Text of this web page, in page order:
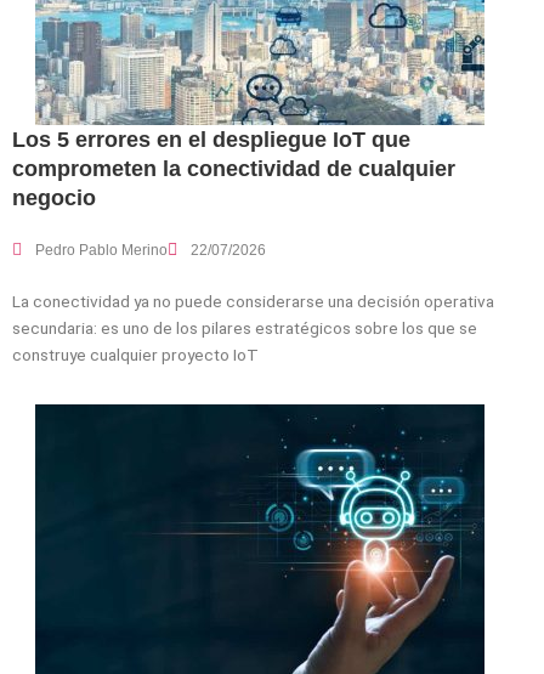
Los 5 errores en el despliegue IoT que
comprometen la conectividad de cualquier
negocio
Pedro Pablo Merino 22/07/2026
La conectividad ya no puede considerarse una decisión operativa
secundaria: es uno de los pilares estratégicos sobre los que se
construye cualquier proyecto IoT